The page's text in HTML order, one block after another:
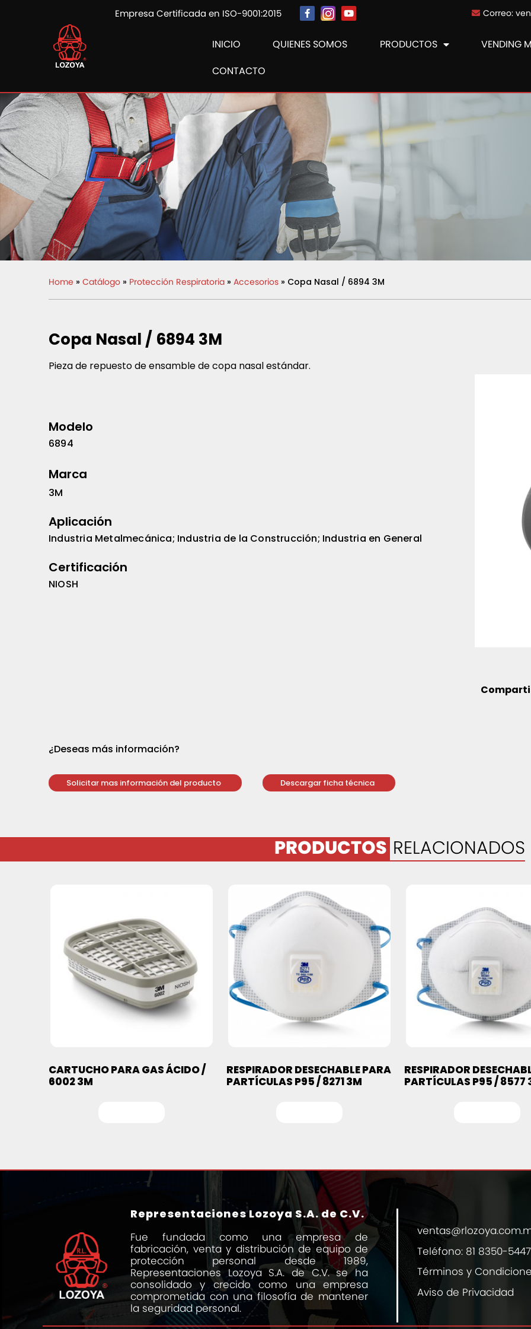
Empresa Certificada en ISO-9001:2015 Correo:
INICIO QUIENES SOMOS PRODUCTOS
VENDING
CONTACTO
Home » Catálogo » Protección Respiratoria » Accesorios » Copa Nasal / 6894 3M
Copa Nasal / 6894 3M
Pieza de repuesto de ensamble de copa nasal estándar.
Modelo
6894
Marca
3M
Aplicación
Industria Metalmecánica; Industria de la Construcción; Industria en General
Certificación
NIOSH
¿Deseas más información?
Solicitar mas información del producto Descargar ficha técnica
PRODUCTOS RELACIONADOS
CARTUCHO PARA GAS ÁCIDO /
6002 3M
RESPIRADOR DESECHABLE PARA
PARTÍCULAS P95 / 8271 3M
RESPIRADOR
PARTÍCULAS P95 / 8577
Representaciones Lozoya S.A. de C.V.
Fue fundada como una empresa de
fabricación, venta y distribución de equipo de
protección personal desde 1989,
Representaciones Lozoya S.A. de C.V. se ha
consolidado y crecido como una empresa
comprometida con una filosofía de mantener
la seguridad personal.
Teléfono: 81 8350-5447
Términos y
Aviso de Privacidad